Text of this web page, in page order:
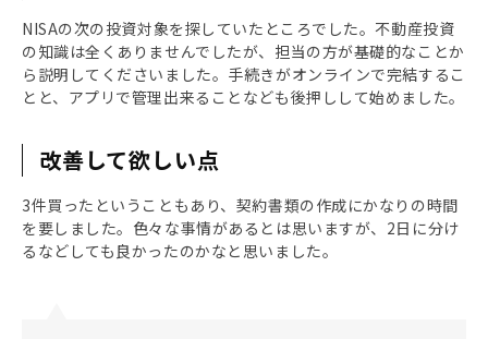
NISAの次の投資対象を探していたところでした。不動産投資
の知識は全くありませんでしたが、担当の方が基礎的なことか
ら説明してくださいました。手続きがオンラインで完結するこ
とと、アプリで管理出来ることなども後押しして始めました。
改善して欲しい点
3件買ったということもあり、契約書類の作成にかなりの時間
を要しました。色々な事情があるとは思いますが、2日に分け
るなどしても良かったのかなと思いました。